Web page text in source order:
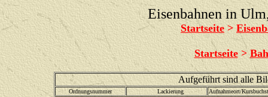
Eisenbahnen in
Startseite>
Startseite>
Aufgeführt sind alle
Ordnungsnummer Lackierung
Aufnahmeort/